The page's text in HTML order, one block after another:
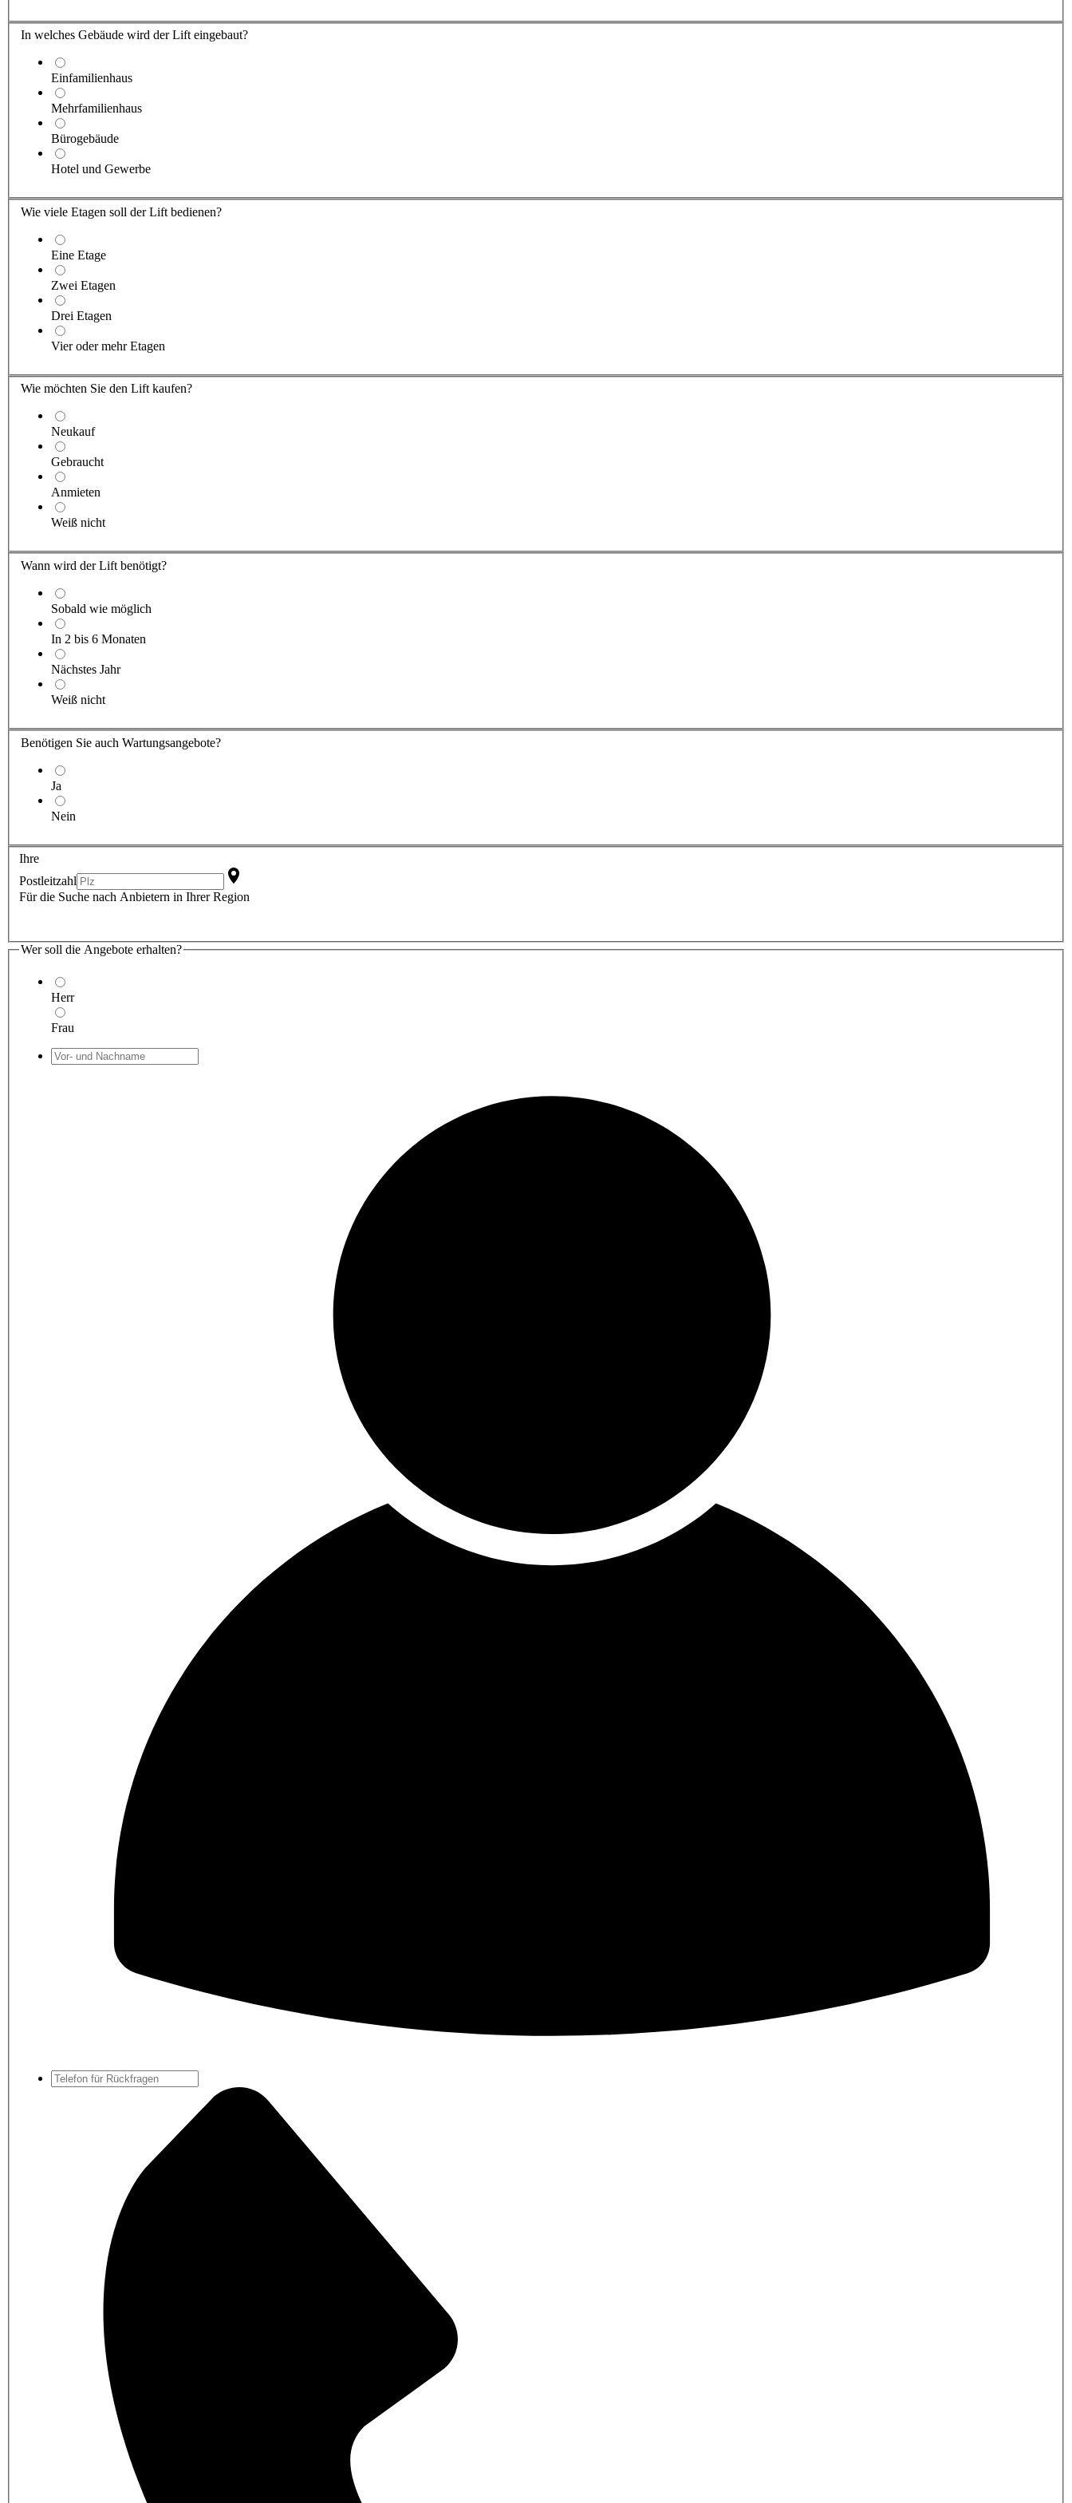
In welches Gebäude wird der Lift eingebaut?
Einfamilienhaus
Mehrfamilienhaus
Bürogebäude
Hotel und Gewerbe
Wie viele Etagen soll der Lift bedienen?
Eine Etage
Zwei Etagen
Drei Etagen
Vier oder mehr Etagen
Wie möchten Sie den Lift kaufen?
Neukauf
Gebraucht
Anmieten
Weiß nicht
Wann wird der Lift benötigt?
Sobald wie möglich
In 2 bis 6 Monaten
Nächstes Jahr
Weiß nicht
Benötigen Sie auch Wartungsangebote?
Ja
Nein
Ihre
Postleitzahl
Für die Suche nach Anbietern in Ihrer Region
Wer soll die Angebote erhalten?
Herr
Frau